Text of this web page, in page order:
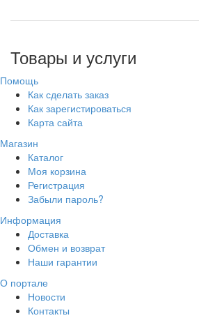
Товары и услуги
Помощь
Как сделать заказ
Как зарегистироваться
Карта сайта
Магазин
Каталог
Моя корзина
Регистрация
Забыли пароль?
Информация
Доставка
Обмен и возврат
Наши гарантии
О портале
Новости
Контакты